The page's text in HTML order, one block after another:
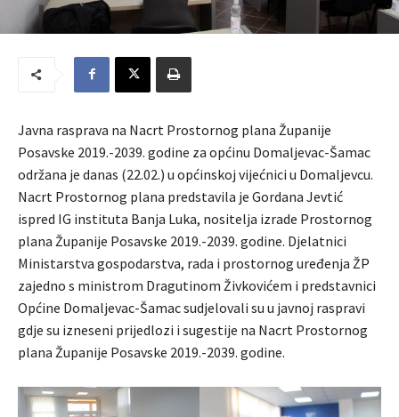
Javna rasprava na Nacrt Prostornog plana Županije
Posavske 2019.-2039. godine za općinu Domaljevac-Šamac
održana je danas (22.02.) u općinskoj vijećnici u Domaljevcu.
Nacrt Prostornog plana predstavila je Gordana Jevtić
ispred IG instituta Banja Luka, nositelja izrade Prostornog
plana Županije Posavske 2019.-2039. godine. Djelatnici
Ministarstva gospodarstva, rada i prostornog uređenja ŽP
zajedno s ministrom Dragutinom Živkovićem i predstavnici
Općine Domaljevac-Šamac sudjelovali su u javnoj raspravi
gdje su izneseni prijedlozi i sugestije na Nacrt Prostornog
plana Županije Posavske 2019.-2039. godine.